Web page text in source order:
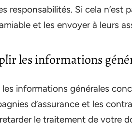
responsabilités. Si cela n’est
et les envoyer à leurs
les informations
informations générales
d’assurance et les
le traitement de votre